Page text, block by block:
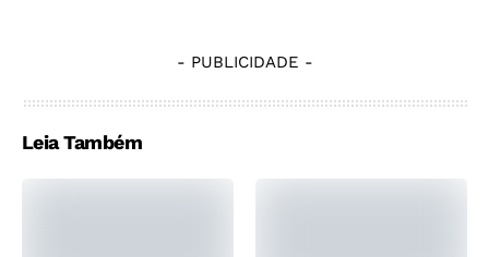
- PUBLICIDADE -
Leia Também